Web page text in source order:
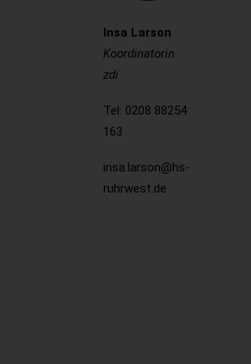
Insa Larson
Koordinatorin
zdi
Tel: 0208 88254
163
insa.larson@hs-
ruhrwest.de